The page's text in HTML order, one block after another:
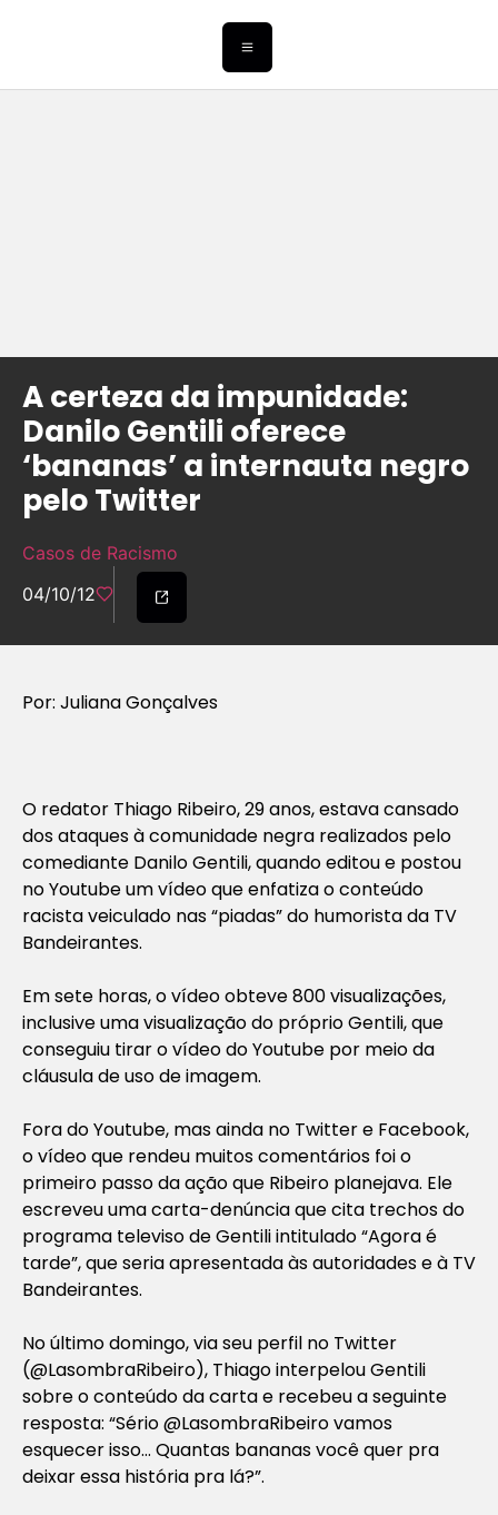
A certeza da impunidade:
Danilo Gentili oferece
‘bananas’ a internauta negro
pelo Twitter
Casos de Racismo
04/10/12
Por: Juliana Gonçalves
O redator Thiago Ribeiro, 29 anos, estava cansado
dos ataques à comunidade negra realizados pelo
comediante Danilo Gentili, quando editou e postou
no Youtube um vídeo que enfatiza o conteúdo
racista veiculado nas “piadas” do humorista da TV
Bandeirantes.
Em sete horas, o vídeo obteve 800 visualizações,
inclusive uma visualização do próprio Gentili, que
conseguiu tirar o vídeo do Youtube por meio da
cláusula de uso de imagem.
Fora do Youtube, mas ainda no Twitter e Facebook,
o vídeo que rendeu muitos comentários foi o
primeiro passo da ação que Ribeiro planejava. Ele
escreveu uma carta-denúncia que cita trechos do
programa televiso de Gentili intitulado “Agora é
tarde”, que seria apresentada às autoridades e à TV
Bandeirantes.
No último domingo, via seu perfil no Twitter
(@LasombraRibeiro), Thiago interpelou Gentili
sobre o conteúdo da carta e recebeu a seguinte
resposta: “Sério @LasombraRibeiro vamos
esquecer isso… Quantas bananas você quer pra
deixar essa história pra lá?”.